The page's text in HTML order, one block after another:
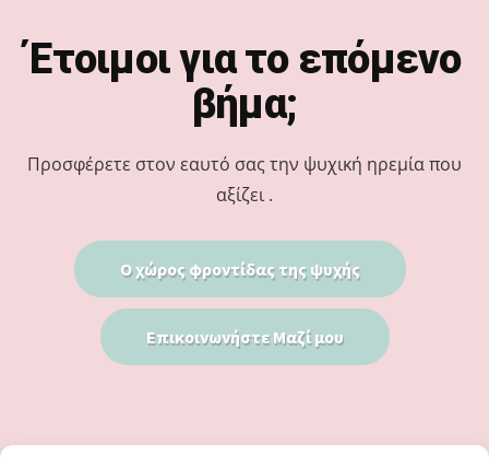
Έτοιμοι για το επόμενο
βήμα;
Προσφέρετε στον εαυτό σας την ψυχική ηρεμία που
αξίζει .
Ο χώρος φροντίδας της ψυχής
Επικοινωνήστε Μαζί μου